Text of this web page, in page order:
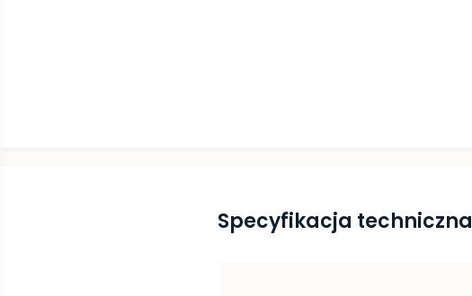
Specyfikacja techniczna